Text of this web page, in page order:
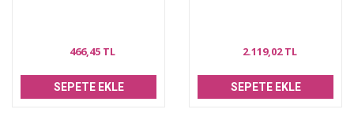
466,45 TL
SEPETE EKLE
2.119,02 TL
SEPETE EKLE